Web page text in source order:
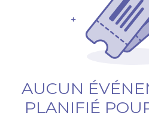
AUCUN
PLANIFIÉ